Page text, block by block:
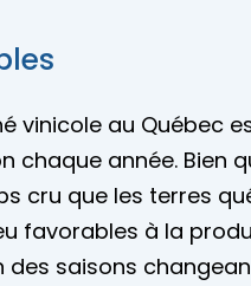
vinicole au Québec
chaque année. Bien
cru que les terres
favorables à la
des saisons